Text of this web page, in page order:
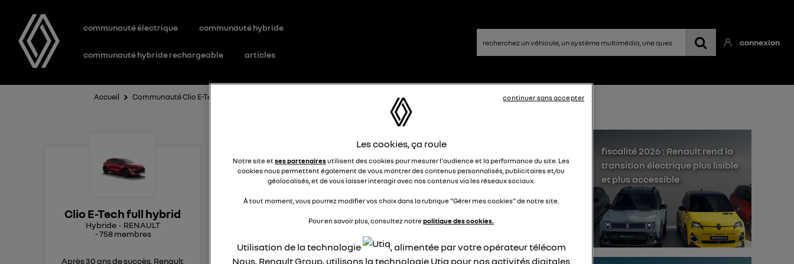
communauté électrique communauté hybride
communauté hybride rechargeable articles
connexion
Accueil Communauté Clio E-Tech full hybrid
Clio E-Tech full hybrid
Hybride
RENAULT
-758membres
Après 30 ans de succès, Renault
Rayanb31
Le4 novembre 2024 à13:49
Bonjour quand j'actionne le bouton du régulateur de vitesse de ma
vitesse, le régulateur ce désactive.
Si quelqu'un peu m'apporter une réponse merci .
(La voiture à 2000km)
fiscalité 2026 : Renault rend la
transition électrique plus lisible
et plus accessible
Les cookies, ça roule
Notre site etses partenairesutilisent des cookies pour mesurer l'audience et la performance du site. Les
cookies nous permettent également de vous montrer des contenus personnalisés, publicitaires et/ou
géolocalisés, et de vous laisser interagir avec nos contenus via les réseaux sociaux.
À tout moment, vous pourrez modifier vos choix dans la rubrique "Gérer mes cookies" de notre site.
Pour en savoir plus, consultez notrepolitique des cookies.
Utilisation de la technologie
, alimentée par votre opérateur télécom
Nous, Renault Group, utilisons la technologie Utiq pour nos activités digitales
continuer sans accepter